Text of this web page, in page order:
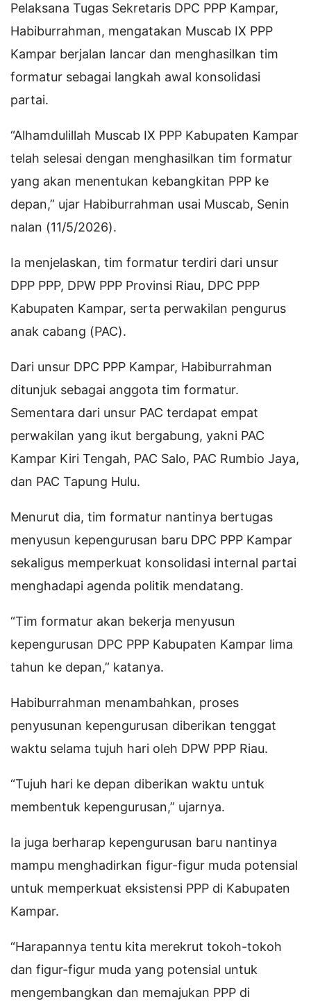
Pelaksana Tugas Sekretaris DPC PPP Kampar,
Habiburrahman, mengatakan Muscab IX PPP
Kampar berjalan lancar dan menghasilkan tim
formatur sebagai langkah awal konsolidasi
partai.
“Alhamdulillah Muscab IX PPP Kabupaten Kampar
telah selesai dengan menghasilkan tim formatur
yang akan menentukan kebangkitan PPP ke
depan,” ujar Habiburrahman usai Muscab, Senin
nalan (11/5/2026).
Ia menjelaskan, tim formatur terdiri dari unsur
DPP PPP, DPW PPP Provinsi Riau, DPC PPP
Kabupaten Kampar, serta perwakilan pengurus
anak cabang (PAC).
Dari unsur DPC PPP Kampar, Habiburrahman
ditunjuk sebagai anggota tim formatur.
Sementara dari unsur PAC terdapat empat
perwakilan yang ikut bergabung, yakni PAC
Kampar Kiri Tengah, PAC Salo, PAC Rumbio Jaya,
dan PAC Tapung Hulu.
Menurut dia, tim formatur nantinya bertugas
menyusun kepengurusan baru DPC PPP Kampar
sekaligus memperkuat konsolidasi internal partai
menghadapi agenda politik mendatang.
“Tim formatur akan bekerja menyusun
kepengurusan DPC PPP Kabupaten Kampar lima
tahun ke depan,” katanya.
Habiburrahman menambahkan, proses
penyusunan kepengurusan diberikan tenggat
waktu selama tujuh hari oleh DPW PPP Riau.
“Tujuh hari ke depan diberikan waktu untuk
membentuk kepengurusan,” ujarnya.
Ia juga berharap kepengurusan baru nantinya
mampu menghadirkan figur-figur muda potensial
untuk memperkuat eksistensi PPP di Kabupaten
Kampar.
“Harapannya tentu kita merekrut tokoh-tokoh
dan figur-figur muda yang potensial untuk
mengembangkan dan memajukan PPP di